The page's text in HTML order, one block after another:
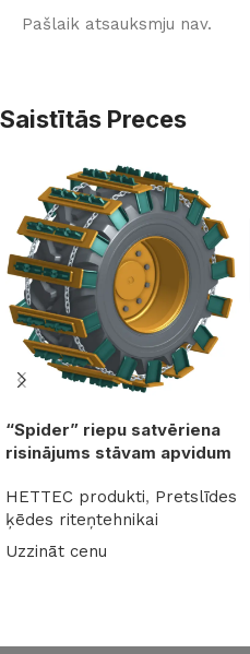
Pašlaik atsauksmju nav.
Saistītās Preces
“Spider” riepu satvēriena
risinājums stāvam apvidum
HETTEC produkti, Pretslīdes
ķēdes riteņtehnikai
Uzzināt cenu